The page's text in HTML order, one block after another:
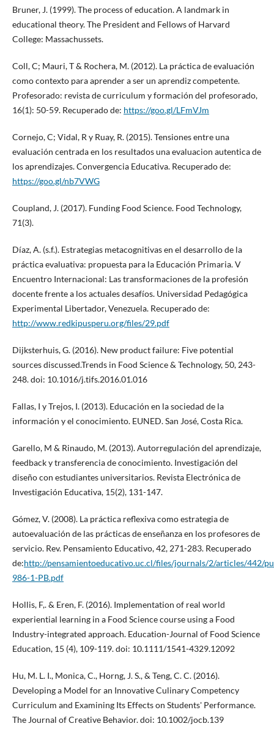
Bruner, J. (1999). The process of education. A landmark in
educational theory. The President and Fellows of Harvard
College: Massachussets.
Coll, C; Mauri, T & Rochera, M. (2012). La práctica de evaluación
como contexto para aprender a ser un aprendiz competente.
Profesorado: revista de curriculum y formación del profesorado,
16(1): 50-59. Recuperado de: https://goo.gl/LFmVJm
Cornejo, C; Vidal, R y Ruay, R. (2015). Tensiones entre una
evaluación centrada en los resultados una evaluacion autentica de
los aprendizajes. Convergencia Educativa. Recuperado de:
https://goo.gl/nb7VWG
Coupland, J. (2017). Funding Food Science. Food Technology,
71(3).
Díaz, A. (s.f.). Estrategias metacognitivas en el desarrollo de la
práctica evaluativa: propuesta para la Educación Primaria. V
Encuentro Internacional: Las transformaciones de la profesión
docente frente a los actuales desafíos. Universidad Pedagógica
Experimental Libertador, Venezuela. Recuperado de:
http://www.redkipusperu.org/files/29.pdf
Dijksterhuis, G. (2016). New product failure: Five potential
sources discussed.Trends in Food Science & Technology, 50, 243-
248. doi: 10.1016/j.tifs.2016.01.016
Fallas, I y Trejos, I. (2013). Educación en la sociedad de la
información y el conocimiento. EUNED. San José, Costa Rica.
Garello, M & Rinaudo, M. (2013). Autorregulación del aprendizaje,
feedback y transferencia de conocimiento. Investigación del
diseño con estudiantes universitarios. Revista Electrónica de
Investigación Educativa, 15(2), 131-147.
Gómez, V. (2008). La práctica reflexiva como estrategia de
autoevaluación de las prácticas de enseñanza en los profesores de
servicio. Rev. Pensamiento Educativo, 42, 271-283. Recuperado
de:http://pensamientoeducativo.uc.cl/files/journals/2/articles/442/
986-1-PB.pdf
Hollis, F,. & Eren, F. (2016). Implementation of real world
experiential learning in a Food Science course using a Food
Industry-integrated approach. Education-Journal of Food Science
Education, 15 (4), 109-119. doi: 10.1111/1541-4329.12092
Hu, M. L. I., Monica, C., Horng, J. S., & Teng, C. C. (2016).
Developing a Model for an Innovative Culinary Competency
Curriculum and Examining Its Effects on Students' Performance.
The Journal of Creative Behavior. doi: 10.1002/jocb.139